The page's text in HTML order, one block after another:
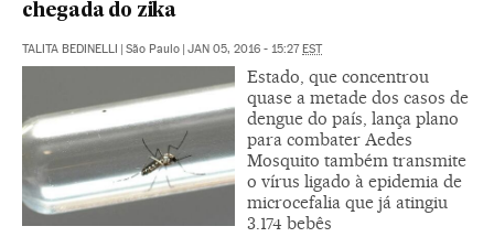
chegada do zika
TALITA BEDINELLI | São Paulo | JAN 05, 2016 - 15:27EST
Estado, que concentrou
quase a metade dos casos de
dengue do país, lança plano
para combater Aedes
Mosquito também transmite
o vírus ligado à epidemia de
microcefalia que já atingiu
3.174 bebês